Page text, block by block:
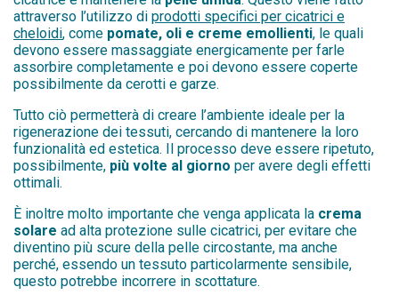
attraverso l’utilizzo di prodotti specifici per cicatrici e
cheloidi, come pomate, oli e creme emollienti, le quali
devono essere massaggiate energicamente per farle
assorbire completamente e poi devono essere coperte
possibilmente da cerotti e garze.
Tutto ciò permetterà di creare l’ambiente ideale per la
rigenerazione dei tessuti, cercando di mantenere la loro
funzionalità ed estetica. Il processo deve essere ripetuto,
possibilmente, più volte al giorno per avere degli effetti
ottimali.
È inoltre molto importante che venga applicata la crema
solare ad alta protezione sulle cicatrici, per evitare che
diventino più scure della pelle circostante, ma anche
perché, essendo un tessuto particolarmente sensibile,
questo potrebbe incorrere in scottature.